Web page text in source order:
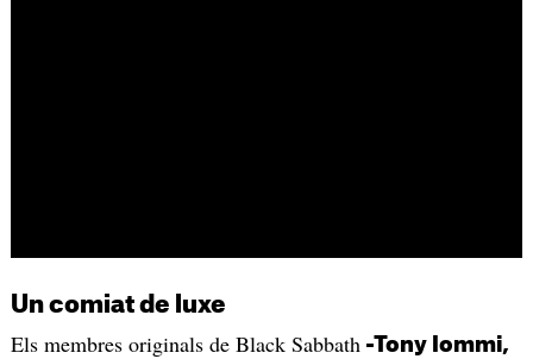
Un comiat de luxe
Els membres originals de Black Sabbath -Tony Iommi,